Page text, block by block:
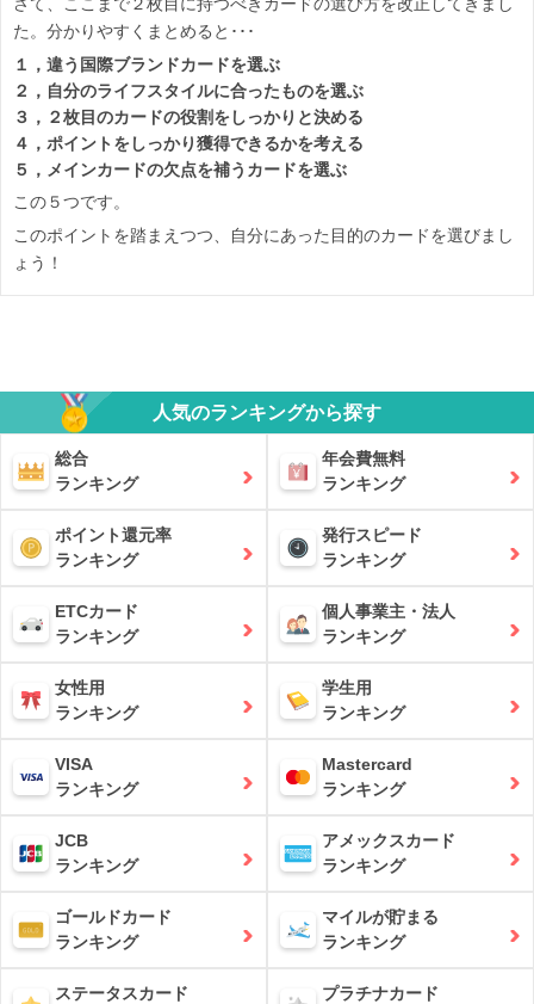
た。分かりやすくまとめると･･･
１，違う国際ブランドカードを選ぶ
２，自分のライフスタイルに合ったものを選ぶ
３，２枚目のカードの役割をしっかりと決める
４，ポイントをしっかり獲得できるかを考える
５，メインカードの欠点を補うカードを選ぶ
この５つです。
このポイントを踏まえつつ、自分にあった目的のカードを選びまし
ょう！
人気のランキングから探す
総合
ランキング
年会費無料
ランキング
ポイント還元率
ランキング
発行スピード
ランキング
ETCカード
ランキング
個人事業主・法人
ランキング
女性用
ランキング
学生用
ランキング
VISA
ランキング
Mastercard
ランキング
JCB
ランキング
アメックスカード
ランキング
ゴールドカード
ランキング
マイルが貯まる
ランキング
ステータスカード
プラチナカード